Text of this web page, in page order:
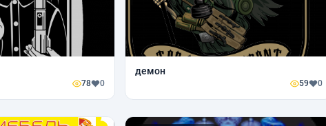
78 0
демон
59 0